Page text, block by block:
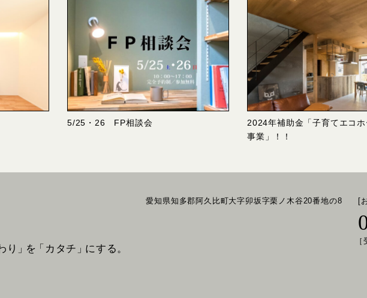
5/25・26 FP相談会
2024年補助金「子育てエコホ
事業」！！
愛知県知多郡阿久比町大字卯坂字栗ノ木谷20番地の8 [
り」を「カタチ」にする。